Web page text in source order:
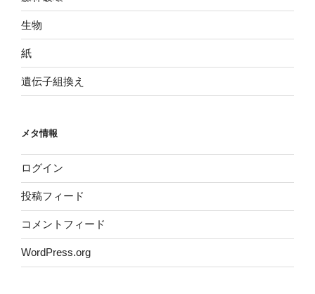
生物
紙
遺伝子組換え
メタ情報
ログイン
投稿フィード
コメントフィード
WordPress.org